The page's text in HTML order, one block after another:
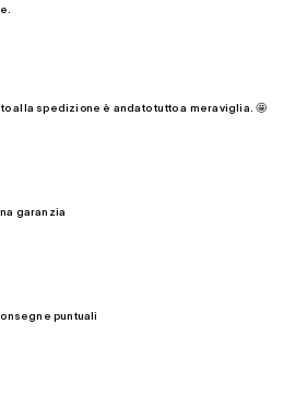
alla spedizione è andato tutto a meraviglia. 🤩
garanzia
puntuali